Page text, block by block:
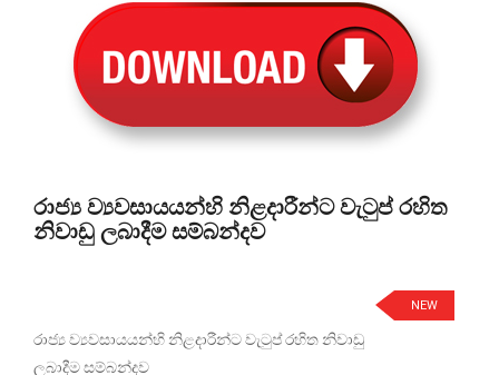
රාජ්‍ය ව්‍යවසායයන්හි නිළදාරීන්ට වැටුප් රහිත
නිවාඩු ලබාදීම සම්බන්දව
NEW
රාජ්‍ය ව්‍යවසායයන්හි නිළදාරීන්ට වැටුප් රහිත නිවාඩු
ලබාදීම සම්බන්දව